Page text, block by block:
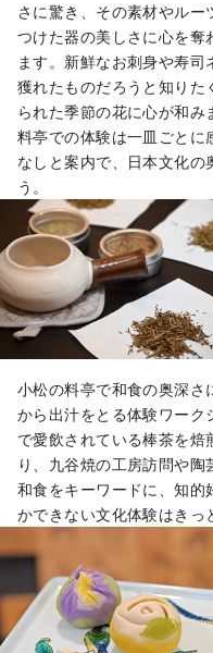
さに驚き、その素材やルー
つけた器の美しさに心を奪
ます。新鮮なお刺身や寿
獲れたものだろうと知りた
られた季節の花に心が和み
料亭での体験は一皿ごとに
なしと案内で、日本文化の
う。
小松の料亭で和食の奥深さ
から出汁をとる体験ワーク
で愛飲されている棒茶を焙
り、九谷焼の工房訪問や陶
和食をキーワードに、知的
かできない文化体験はきっ